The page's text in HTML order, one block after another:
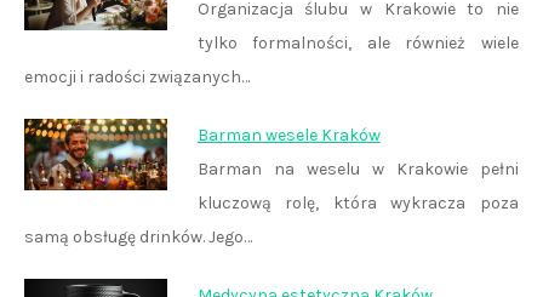
Organizacja ślubu w Krakowie to nie
tylko formalności, ale również wiele
emocji i radości związanych…
Barman wesele Kraków
Barman na weselu w Krakowie pełni
kluczową rolę, która wykracza poza
samą obsługę drinków. Jego…